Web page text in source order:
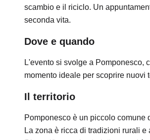
scambio e il riciclo. Un
seconda vita.
Dove e quando
L'evento si svolge a Pomponesco,
momento ideale per scoprire nuovi
Il territorio
Pomponesco è un piccolo comune
La zona è ricca di tradizioni rurali